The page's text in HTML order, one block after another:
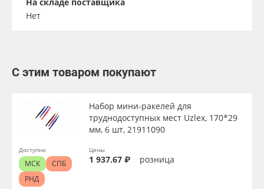
Нет
С этим товаром покупают
Набор мини-ракелей для
труднодоступных мест Uzlex, 170*29
мм, 6 шт, 21911090
Цены
1 937.67 ₽ розница
Доступно
МСК
СПБ
РНД